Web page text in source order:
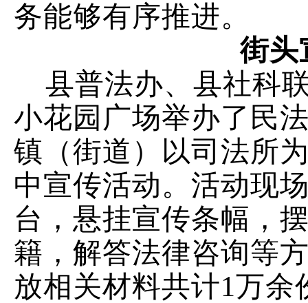
务能够有序推进。
街头
县普法办、县社科
小花园广场举办了民
镇（街道）以司法所
中宣传活动。活动现
台，悬挂宣传条幅，
籍，解答法律咨询等
放相关材料共计1万余